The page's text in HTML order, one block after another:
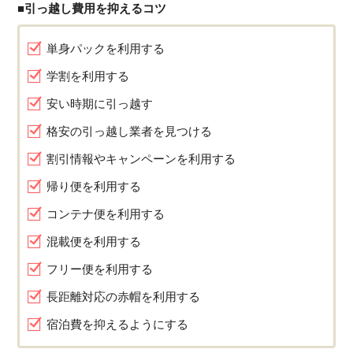
■引っ越し費用を抑えるコツ
単身パックを利用する
学割を利用する
安い時期に引っ越す
格安の引っ越し業者を見つける
割引情報やキャンペーンを利用する
帰り便を利用する
コンテナ便を利用する
混載便を利用する
フリー便を利用する
長距離対応の赤帽を利用する
宿泊費を抑えるようにする